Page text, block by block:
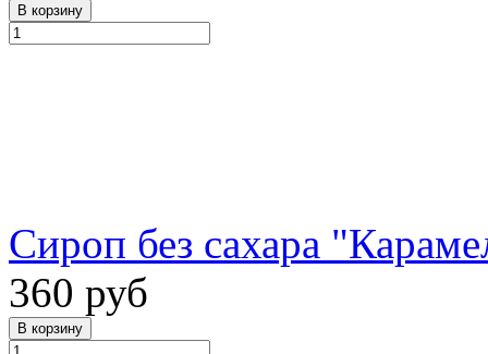
Сироп без сахара
360 руб